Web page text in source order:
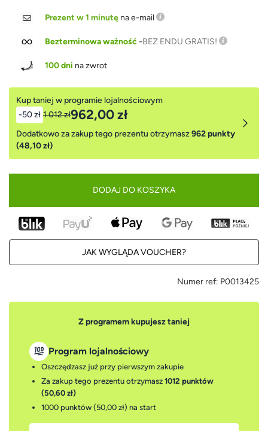
Prezent w 1 minutę na e-mail
Bezterminowa ważność-BEZ ENDU GRATIS!
100 dni na zwrot
Kup taniej w programie lojalnościowym
-50 zł 1 012 zł962,00 zł
Dodatkowo za zakup tego prezentu otrzymasz962 punkty
(48,10 zł)
DODAJ DO KOSZYKA
JAK WYGLĄDA VOUCHER?
Numer ref: P0013425
Z programem kupujesz taniej
Program lojalnościowy
Oszczędzasz już przy pierwszym zakupie
Za zakup tego prezentu otrzymasz 1012 punktów
(50,60 zł)
1000 punktów (50,00 zł) na start